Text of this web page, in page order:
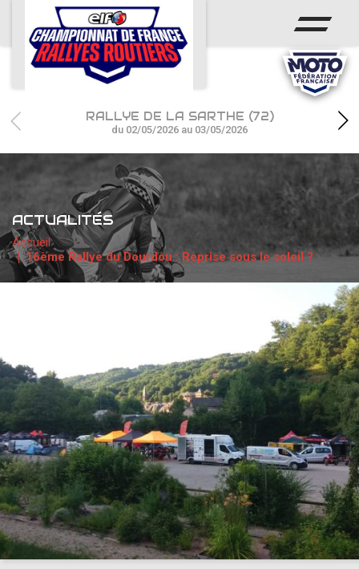
ACCUEIL
ACTUS
CALENDRIER
CHAMPIONNAT
RÉSULTATS
PHOTOS / WEB TV
PARTENAIRES
RALLYE DE LA SARTHE (72)
du 02/05/2026 au 03/05/2026
ACTUALITÉS
Accueil
16ème Rallye du Dourdou : Reprise sous le soleil ?